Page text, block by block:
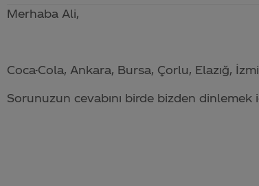
Merhaba Ali,
Coca-Cola, Ankara, Bursa, Çorlu, Elazığ,
Sorunuzun cevabını birde bizden dinlemek